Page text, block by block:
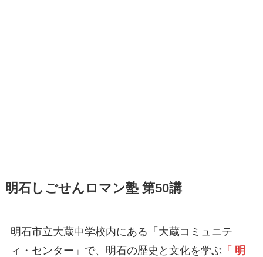
明石しごせんロマン塾 第50講
明石市立大蔵中学校内にある「大蔵コミュニテ
ィ・センター」で、明石の歴史と文化を学ぶ 「 明